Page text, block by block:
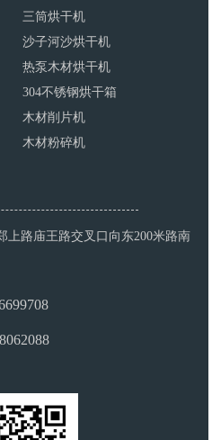
三筒烘干机
沙子河沙烘干机
热泵木材烘干机
304不锈钢烘干箱
木材削片机
木材粉碎机
上路庙王路交叉口向东200米路南